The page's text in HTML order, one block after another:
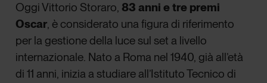
Oggi Vittorio Storaro, 83 anni e tre premi
Oscar, è considerato una figura di riferimento
per la gestione della luce sul set a livello
internazionale. Nato a Roma nel 1940, già all’età
di 11 anni, inizia a studiare all’Istituto Tecnico di